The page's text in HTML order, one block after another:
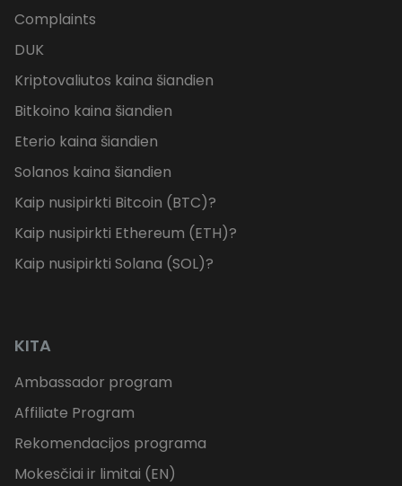
Complaints
DUK
Kriptovaliutos kaina šiandien
Bitkoino kaina šiandien
Eterio kaina šiandien
Solanos kaina šiandien
Kaip nusipirkti Bitcoin (BTC)?
Kaip nusipirkti Ethereum (ETH)?
Kaip nusipirkti Solana (SOL)?
KITA
Ambassador program
Affiliate Program
Rekomendacijos programa
Mokesčiai ir limitai (EN)